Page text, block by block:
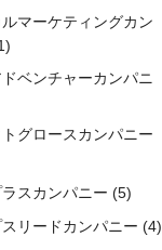
マーケティングカン
ベンチャーカンパニ
グロースカンパニー
スカンパニー (5)
リードカンパニー (4)